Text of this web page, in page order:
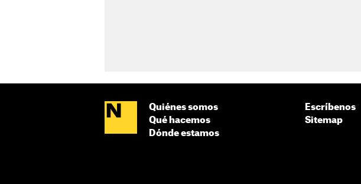
Quiénes somos
Qué hacemos
Dónde estamos
Escríbenos
Sitemap